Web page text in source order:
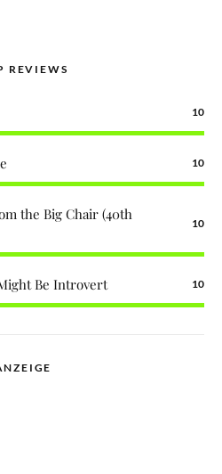
REVIEWS
10
10
the Big Chair (40th
10
Be Introvert 10